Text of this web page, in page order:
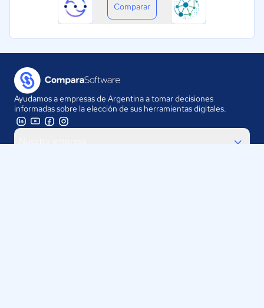
Comparar
Ayudamos a empresas de Argentina a tomar decisiones
informadas sobre la elección de sus herramientas digitales.